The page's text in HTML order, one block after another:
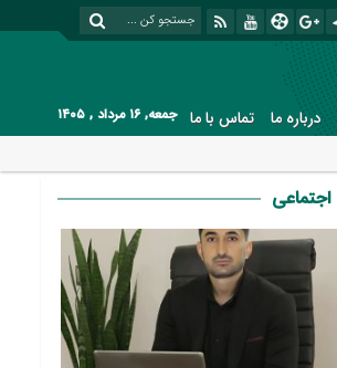
درباره ما تماس با ما
جمعه, ۱۶ مرداد , ۱۴۰۵
اجتماعی